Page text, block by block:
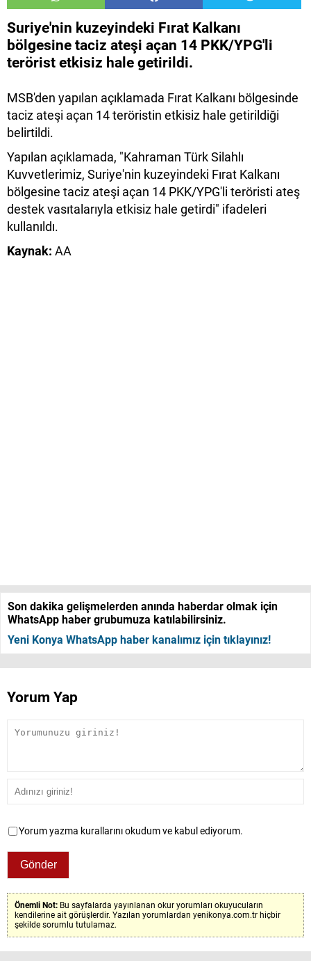
Suriye'nin kuzeyindeki Fırat Kalkanı
bölgesine taciz ateşi açan 14 PKK/YPG'li
terörist etkisiz hale getirildi.
MSB'den yapılan açıklamada Fırat Kalkanı bölgesinde
taciz ateşi açan 14 teröristin etkisiz hale getirildiği
belirtildi.
Yapılan açıklamada, "Kahraman Türk Silahlı
Kuvvetlerimiz, Suriye'nin kuzeyindeki Fırat Kalkanı
bölgesine taciz ateşi açan 14 PKK/YPG'li teröristi ateş
destek vasıtalarıyla etkisiz hale getirdi" ifadeleri
kullanıldı.
Kaynak: AA
Son dakika gelişmelerden anında haberdar olmak için
WhatsApp haber grubumuza katılabilirsiniz.
Yeni Konya WhatsApp haber kanalımız için tıklayınız!
Yorum Yap
Yorum yazma kurallarını okudum ve kabul ediyorum.
Önemli Not: Bu sayfalarda yayınlanan okur yorumları okuyucuların
kendilerine ait görüşlerdir. Yazılan yorumlardan yenikonya.com.tr hiçbir
şekilde sorumlu tutulamaz.